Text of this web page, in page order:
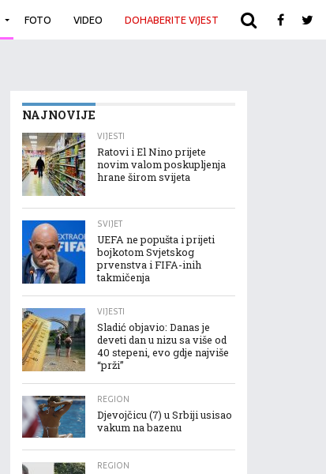
FOTO VIDEO DOHABERITE VIJEST ARHIVA
NAJNOVIJE
VIJESTI
Ratovi i El Nino prijete
novim valom poskupljenja
hrane širom svijeta
SVIJET
UEFA ne popušta i prijeti
bojkotom Svjetskog
prvenstva i FIFA-inih
takmičenja
VIJESTI
Sladić objavio: Danas je
deveti dan u nizu sa više od
40 stepeni, evo gdje najviše
“prži”
REGION
Djevojčicu (7) u Srbiji usisao
vakum na bazenu
REGION